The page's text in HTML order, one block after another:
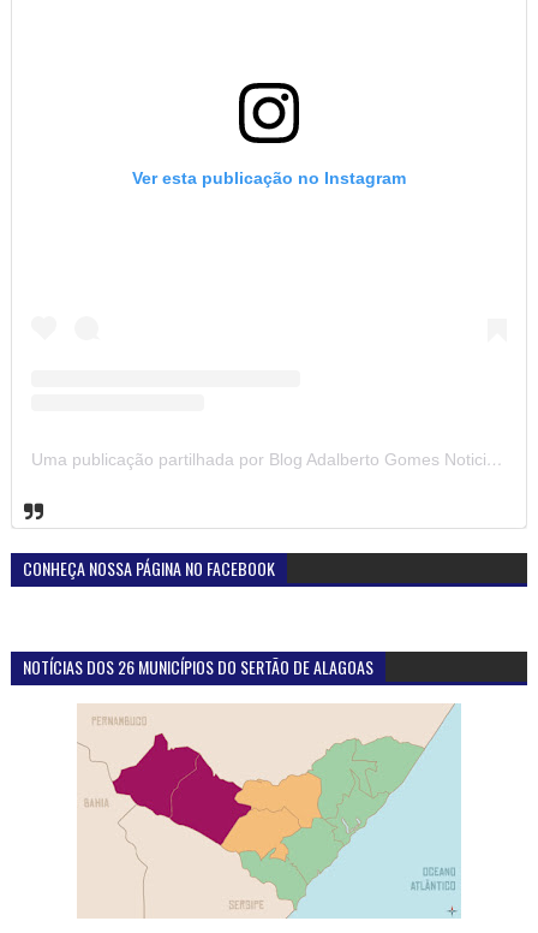
Ver esta publicação no Instagram
Uma publicação partilhada por Blog Adalberto Gomes Noticias (@blogadalbertogomesnoticiass)
CONHEÇA NOSSA PÁGINA NO FACEBOOK
NOTÍCIAS DOS 26 MUNICÍPIOS DO SERTÃO DE ALAGOAS